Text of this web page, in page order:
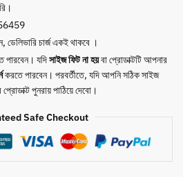
চার্জ একই থাকবে ।
পারবেন। যদিসাইজ ফিট না হয়বা প্রোডাক্টটি আপনার
করতে পারবেন। পরবর্তীতে, যদি আপনি সঠিক সাইজ
পুনরায় পাঠিয়ে দেবো।
Safe Checkout